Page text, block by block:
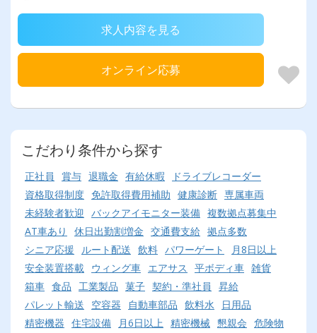
求人内容を見る
オンライン応募
こだわり条件から探す
正社員 賞与 退職金 有給休暇
ドライブレコーダー
資格取得制度 免許取得費用補助 健康診断 専属車両
未経験者歓迎 バックアイモニター装備 複数拠点募集中
AT車あり
休日出勤割増金 交通費支給 拠点多数
シニア応援
ルート配送 飲料 パワーゲート
月8日以上
安全装置搭載
ウィング車 エアサス 平ボディ車 雑貨
箱車 食品 工業製品 菓子 契約・準社員
昇給
パレット輸送
空容器 自動車部品 飲料水
日用品
精密機器 住宅設備 月6日以上 精密機械 懇親会 危険物